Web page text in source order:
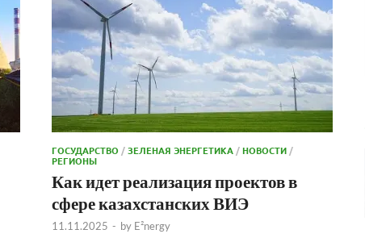
ГОСУДАРСТВО /ЗЕЛЕНАЯ ЭНЕРГЕТИКА /НОВОСТИ /
РЕГИОНЫ
Как идет реализация проектов в
сфере казахстанских ВИЭ
11.11.2025 - by E²nergy